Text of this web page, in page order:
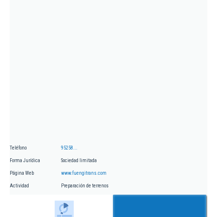
Teléfono 95258...
Forma Jurídica Sociedad limitada
Página Web www.fuengitrans.com
Actividad Preparación de terrenos